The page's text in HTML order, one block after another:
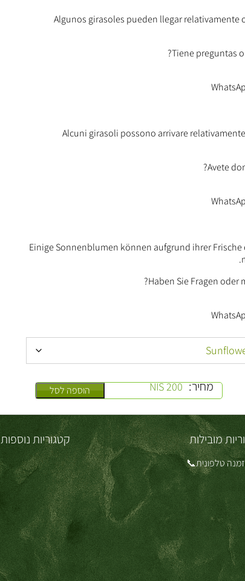
Algunos girasoles pueden llegar relativamente
Alcuni girasoli possono arrivare
Avete
Einige Sonnenblumen können aufgrund ihrer
Haben Sie Fragen oder
מחיר: 200 NIS הוספה לסל
מובילות
טלפונית📞
קטגוריות נוספות